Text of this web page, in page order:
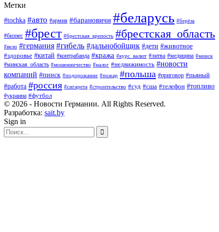
Метки
#tochka #авто #армия #барановичи #беларусь #берёза
#бизнес #брест #брестская_крепость #брестская_область
#вело #германия #гибель #дальнобойщик #дети #животное
#здоровье #китай #контрабанда #кража #курс_валют #литва #медицина #минск
#минская_область #мошенничество #налог #недвижимость #новости
компаний #пинск #подорожание #пожар #польша #приговор #пьяный
#работа #россия #сигарета #строительство #суд #сша #телефон #топливо
#украина #футбол
© 2026 - Новости Германии. All Rights Reserved.
Разработка: sait.by
Sign in